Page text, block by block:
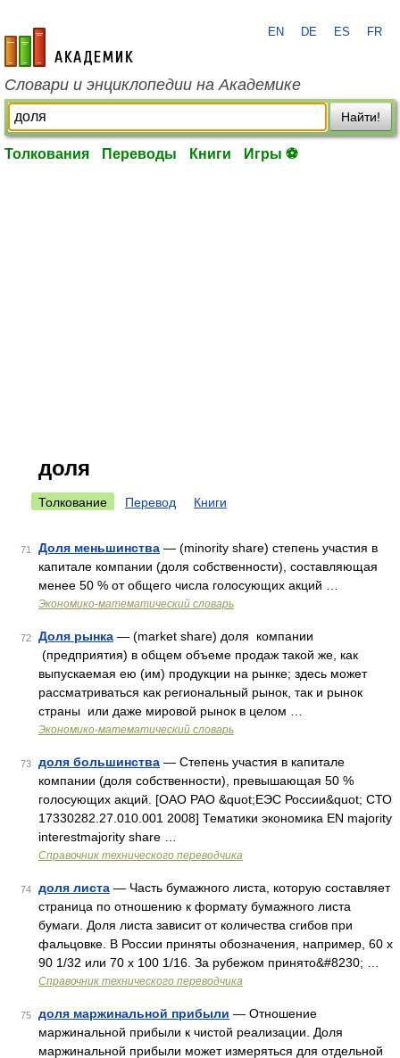
academic.ru
EN DE ES FR
Словари и энциклопедии на Академике
Найти!
Толкования Переводы Книги Игры ⚽
доля
Толкование Перевод Книги
71 Доля меньшинства — (minority share) степень участия в
капитале компании (доля собственности), составляющая
менее 50 % от общего числа голосующих акций …
Экономико-математический словарь
72 Доля рынка — (market share) доля компании
(предприятия) в общем объеме продаж такой же, как
выпускаемая ею (им) продукции на рынке; здесь может
рассматриваться как региональный рынок, так и рынок
страны или даже мировой рынок в целом …
Экономико-математический словарь
73 доля большинства — Степень участия в капитале
компании (доля собственности), превышающая 50 %
голосующих акций. [ОАО РАО &quot;ЕЭС России&quot; СТО
17330282.27.010.001 2008] Тематики экономика EN majority
interestmajority share …
Справочник технического переводчика
74 доля листа — Часть бумажного листа, которую составляет
страница по отношению к формату бумажного листа
бумаги. Доля листа зависит от количества сгибов при
фальцовке. В России приняты обозначения, например, 60 х
90 1/32 или 70 х 100 1/16. За рубежом принято&#8230; …
Справочник технического переводчика
75 доля маржинальной прибыли — Отношение
маржинальной прибыли к чистой реализации. Доля
маржинальной прибыли может измеряться для отдельной